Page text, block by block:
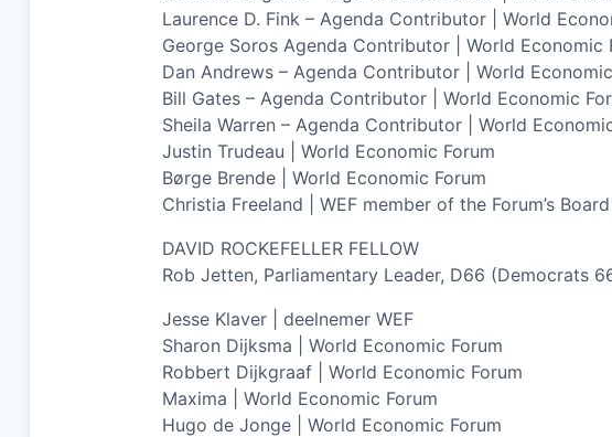
Laurence D. Fink – Agenda Contributor | World
George Soros Agenda Contributor | World Economic
Dan Andrews – Agenda Contributor | World
Bill Gates – Agenda Contributor | World Economic
Sheila Warren – Agenda Contributor | World
Justin Trudeau | World Economic Forum
Børge Brende | World Economic Forum
Christia Freeland | WEF member of the Forum’s
DAVID ROCKEFELLER FELLOW
Rob Jetten, Parliamentary Leader, D66 (Democrats
Jesse Klaver | deelnemer WEF
Sharon Dijksma | World Economic Forum
Robbert Dijkgraaf | World Economic Forum
Maxima | World Economic Forum
Hugo de Jonge | World Economic Forum